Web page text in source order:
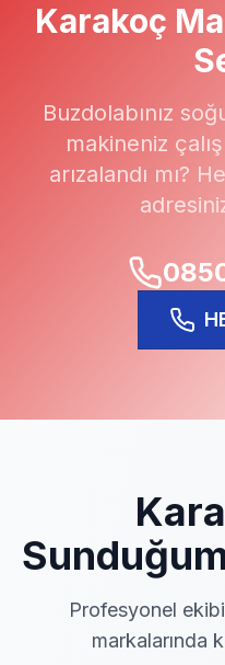
Karakoç
Buzdolabınız
makineniz
arızalandı mı?
Profesyonel
markalarında